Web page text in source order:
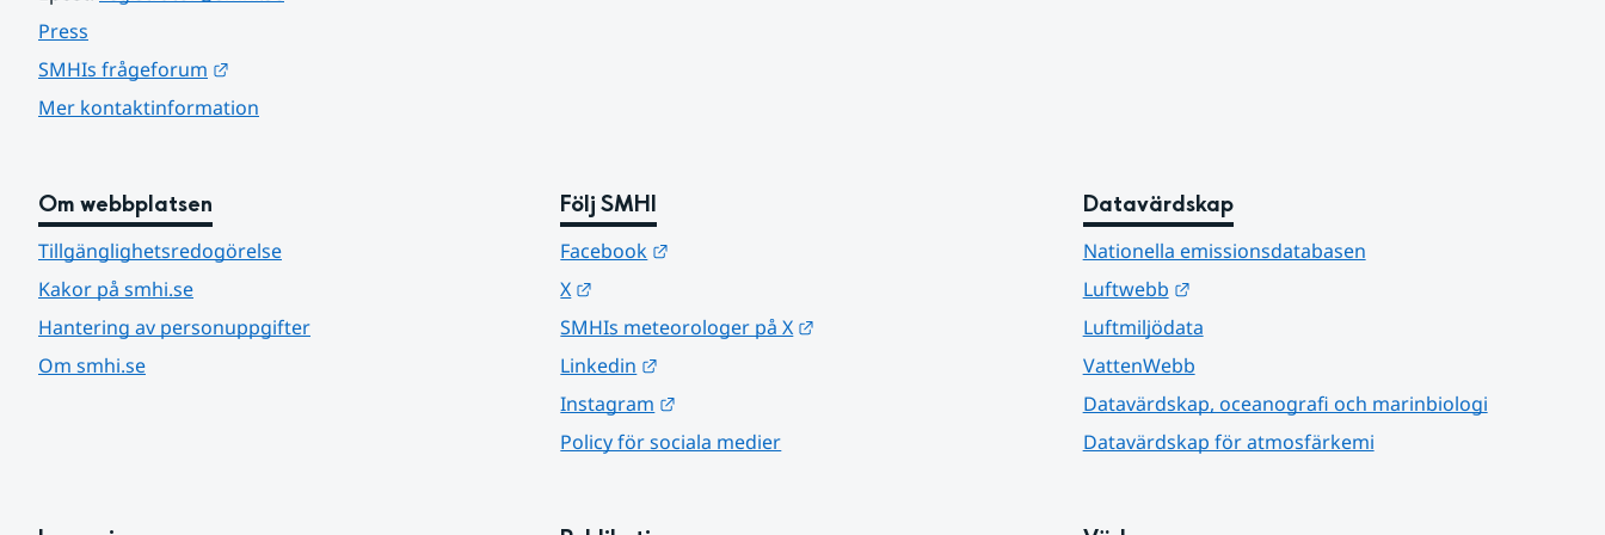
Press
SMHIs frågeforum
Mer kontaktinformation
Om webbplatsen
Tillgänglighetsredogörelse
Kakor på smhi.se
Hantering av personuppgifter
Om smhi.se
Följ SMHI
Facebook
X
SMHIs meteorologer på X
Linkedin
Instagram
Policy för sociala medier
Datavärdskap
Nationella emissionsdatabasen
Luftwebb
Länk till annan webbplats.
Luftmiljödata
VattenWebb
Datavärdskap, oceanografi och marinbiologi
Datavärdskap för atmosfärkemi